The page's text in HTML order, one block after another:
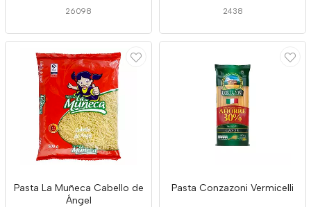
26098 2438
Pasta La Muñeca Cabello de
Ángel
Pasta Conzazoni Vermicelli